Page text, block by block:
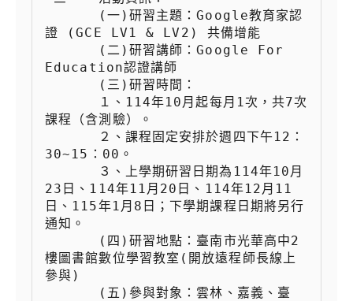
證 (GCE LV1 & LV2) 共備增能
Education認證講師
課程（含測驗）。
30~15：00。
23日、114年11月20日、114年12月11
日、115年1月8日；下學期課程日期將另行
通知。
樓圖書館數位學習教室(開放遠程師長線上
參與)